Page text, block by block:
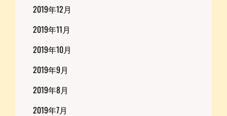
2019年12月
2019年11月
2019年10月
2019年9月
2019年8月
2019年7月